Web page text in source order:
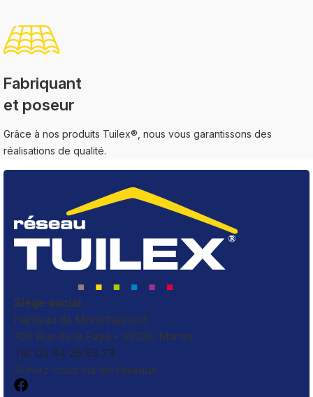
Fabriquant
et poseur
Grâce à nos produits Tuilex®, nous vous garantissons des
réalisations de qualité.
Siège social
Hameau de Montchauvrot,
100 Rue de la Faye - 39230 Mantry
Tél. 03 84 25 93 73
Suivez-nous sur les réseaux